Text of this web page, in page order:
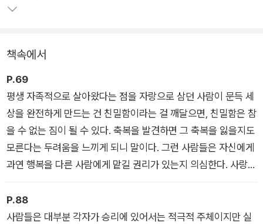
동이라는 경제적 개념을 의미하듯, 이 소설 또한 여러 영역의 ‘트
본적인 질문을 던지고, 앤드루 베벨과 밀드레드 베벨의 결혼생활
을 통해 부부 사이의 신뢰를 이야기하며, 인간사 전체에서 신뢰와
배신이라는 것이 어떤 역할을 하고 있는지를 면밀하게 들여다본
다.
그러는 한편으로 작가는 우리의 삶을 지배하는 전능함을 가졌지
만 동시에 비실재적이고 허구적인 존재로서의 ‘돈’에 대한 이야기
를 펼쳐나간다. 철저한 자료조사를 바탕으로 20세기 초 주식시
장과 금융계를 사실적으로 그리며 월 스트리트로 대변되는 금융
자본의 특성과 그 추상적인 구조를 파헤치고, 부와 권력이라는 신
책속에서
P.69
평생 자족적으로 살아왔다는 점을 자랑으로 삼던 사람이 문득 세
상을 완전하게 만드는 건 친밀함이라는 걸 깨달으면, 친밀함은 참
을 수 없는 짐이 될 수 있다. 축복을 발견하면 그 축복을 잃을지도
모른다는 두려움을 느끼게 되니 말이다. 그런 사람들은 자신에게
과연 행복을 다른 사람에게 맡길 권리가 있는지 의심한다. 사랑하
는 상대가 자신의 숭배를 지루하다고 느낄지 모른다고 걱정한다.
상대에 대한 갈망이 그들로서는 직접 확인할 수 없는 일그러진 표
정으로 드러났을지 몰라 두려워한다. 그리하여, 그들은 이 모든
P.88
사람들은 대부분 각자가 승리에 있어서는 적극적 주체이지만 실